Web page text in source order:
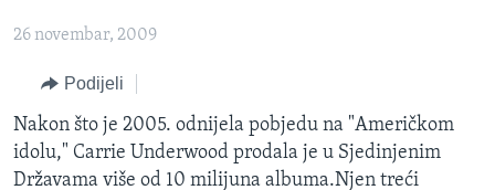
na
navigaciju
Idi
na
pretragu
FOTOGRAFIJE DANA
VIJESTI
SJEDINJENE AMERIČKE DRŽAVE
BOSNA I HERCEGOVINA
NAUKA I TEHNOLOGIJA
SPECIJALNI PROJEKTI
26 novembar, 2009
Podijeli
Nakon što je 2005. odnijela pobjedu na "Američkom
idolu," Carrie Underwood prodala je u Sjedinjenim
Državama više od 10 milijuna albuma.Njen treći